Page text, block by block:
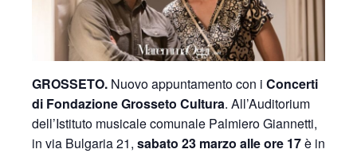
GROSSETO. Nuovo appuntamento con i Concerti
di Fondazione Grosseto Cultura. All’Auditorium
dell’Istituto musicale comunale Palmiero Giannetti,
in via Bulgaria 21, sabato 23 marzo alle ore 17è in